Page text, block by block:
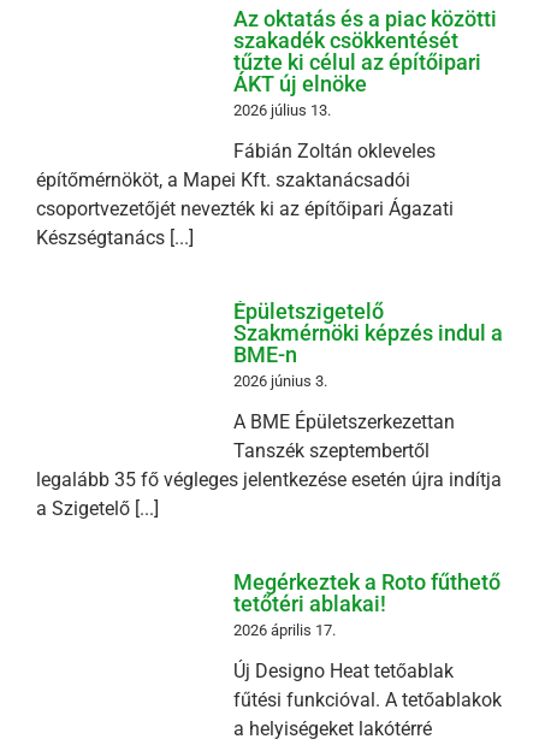
Az oktatás és a piac közötti
szakadék csökkentését
tűzte ki célul az építőipari
ÁKT új elnöke
2026 július 13.
Fábián Zoltán okleveles
építőmérnököt, a Mapei Kft. szaktanácsadói
csoportvezetőjét nevezték ki az építőipari Ágazati
Készségtanács [...]
Épületszigetelő
Szakmérnöki képzés indul a
BME-n
2026 június 3.
A BME Épületszerkezettan
Tanszék szeptembertől
legalább 35 fő végleges jelentkezése esetén újra indítja
a Szigetelő [...]
Megérkeztek a Roto fűthető
tetőtéri ablakai!
2026 április 17.
Új Designo Heat tetőablak
fűtési funkcióval. A tetőablakok
a helyiségeket lakótérré